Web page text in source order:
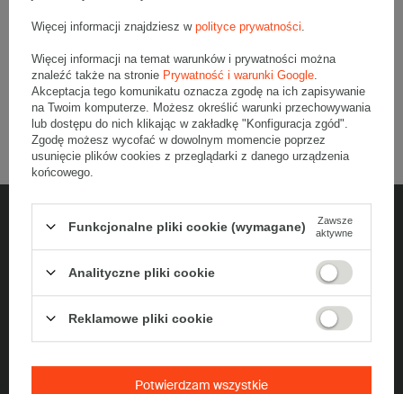
Porównaj Zapisz
Wybierz ilość
1 2
5% rabatu na zakupy
Dołącz do newslettera, odbierz jednorazowy kod na zakupy i bądź na
bieżąco z nowościami
Więcej informacji znajdziesz w polityce prywatności
Więcej informacji na temat warunków i prywatności można
znaleźć także na stronie Prywatność i warunki Google
Akceptacja tego komunikatu oznacza zgodę na ich zapisywanie
na Twoim komputerze. Możesz określić warunki przechowywania
lub dostępu do nich klikając w zakładkę "Konfiguracja zgód".
Zgodę możesz wycofać w dowolnym momencie poprzez
usunięcie plików cookies z przeglądarki z danego urządzenia
końcowego.
Funkcjonalne pliki cookie (wymagane)
Zawsze
aktywne
Analityczne pliki cookie
Reklamowe pliki cookie
Potwierdzam wszystkie